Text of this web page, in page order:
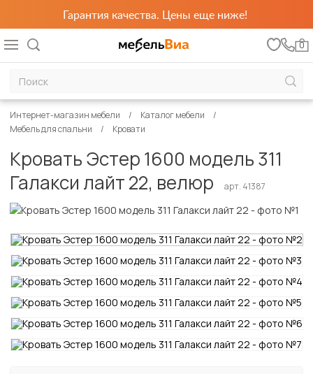
Гарантия качества. Цены еще ниже!
0
Интернет-магазин мебели
Каталог мебели
Мебель для спальни
Кровати
Кровать Эстер 1600 модель 311
Галакси лайт 22, велюр
арт. 41387